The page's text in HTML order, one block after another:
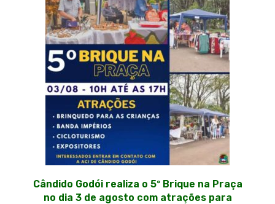
Cândido Godói realiza o 5º Brique na Praça
no dia 3 de agosto com atrações para